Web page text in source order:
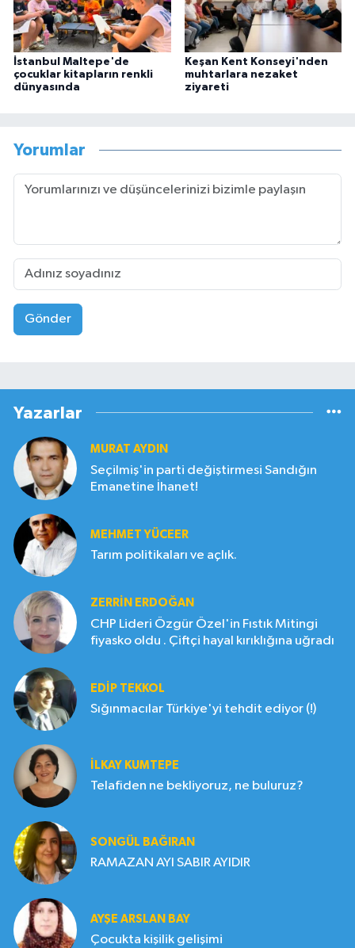
İstanbul Maltepe'de
çocuklar kitapların renkli
dünyasında
Keşan Kent Konseyi'nden
muhtarlara nezaket
ziyareti
Yorumlar
Gönder
Yazarlar
MURAT AYDIN
Seçilmiş'in parti değiştirmesi Sandığın
Emanetine İhanet!
MEHMET YÜCEER
Tarım politikaları ve açlık.
ZERRIN ERDOĞAN
CHP Lideri Özgür Özel'in Fıstık Mitingi
fiyasko oldu . Çiftçi hayal kırıklığına uğradı
EDIP TEKKOL
Sığınmacılar Türkiye'yi tehdit ediyor (!)
İLKAY KUMTEPE
Telafiden ne bekliyoruz, ne buluruz?
SONGÜL BAĞIRAN
RAMAZAN AYI SABIR AYIDIR
AYŞE ARSLAN BAY
Çocukta kişilik gelişimi